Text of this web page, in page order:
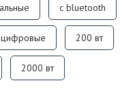
с bluetooth
цифровые 200 вт
2000 вт